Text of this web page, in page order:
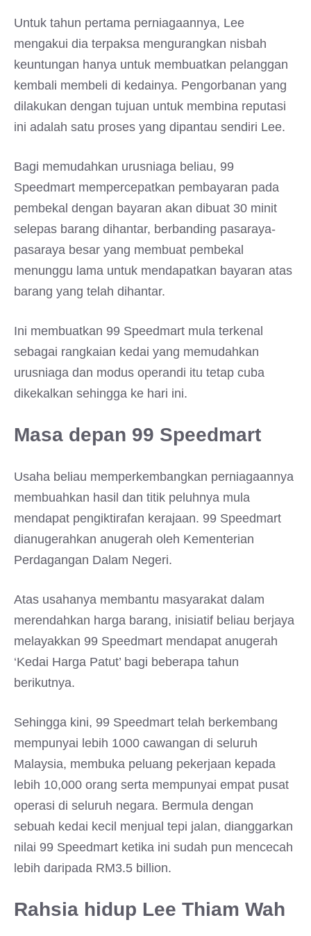
Untuk tahun pertama perniagaannya, Lee
mengakui dia terpaksa mengurangkan nisbah
keuntungan hanya untuk membuatkan pelanggan
kembali membeli di kedainya. Pengorbanan yang
dilakukan dengan tujuan untuk membina reputasi
ini adalah satu proses yang dipantau sendiri Lee.
Bagi memudahkan urusniaga beliau, 99
Speedmart mempercepatkan pembayaran pada
pembekal dengan bayaran akan dibuat 30 minit
selepas barang dihantar, berbanding pasaraya-
pasaraya besar yang membuat pembekal
menunggu lama untuk mendapatkan bayaran atas
barang yang telah dihantar.
Ini membuatkan 99 Speedmart mula terkenal
sebagai rangkaian kedai yang memudahkan
urusniaga dan modus operandi itu tetap cuba
dikekalkan sehingga ke hari ini.
Masa depan 99 Speedmart
Usaha beliau memperkembangkan perniagaannya
membuahkan hasil dan titik peluhnya mula
mendapat pengiktirafan kerajaan. 99 Speedmart
dianugerahkan anugerah oleh Kementerian
Perdagangan Dalam Negeri.
Atas usahanya membantu masyarakat dalam
merendahkan harga barang, inisiatif beliau berjaya
melayakkan 99 Speedmart mendapat anugerah
‘Kedai Harga Patut’ bagi beberapa tahun
berikutnya.
Sehingga kini, 99 Speedmart telah berkembang
mempunyai lebih 1000 cawangan di seluruh
Malaysia, membuka peluang pekerjaan kepada
lebih 10,000 orang serta mempunyai empat pusat
operasi di seluruh negara. Bermula dengan
sebuah kedai kecil menjual tepi jalan, dianggarkan
nilai 99 Speedmart ketika ini sudah pun mencecah
lebih daripada RM3.5 billion.
Rahsia hidup Lee Thiam Wah